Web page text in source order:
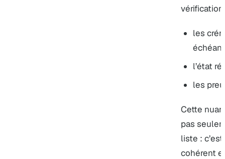
les
l’état
les
Cette
pas
liste :
cohérent